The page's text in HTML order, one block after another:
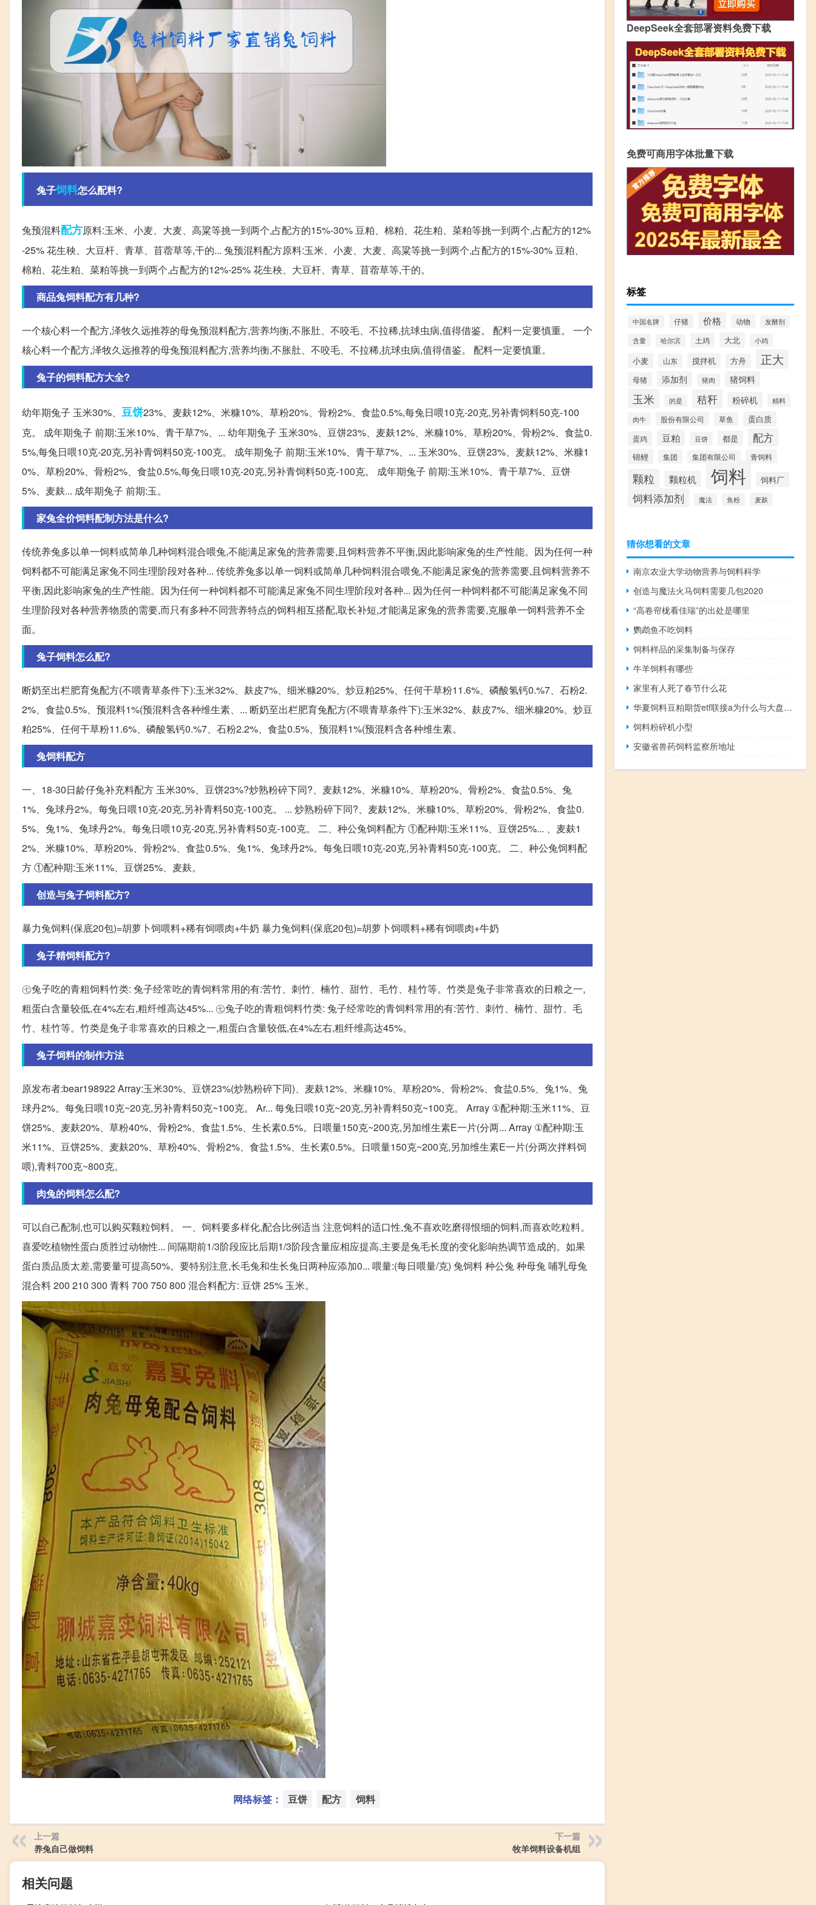
兔子饲料怎么配料?
兔预混料配方原料:玉米、小麦、大麦、高粱等挑一到两个,占配方的15%-30% 豆粕、棉粕、花生粕、菜粕等挑一到两个,占配方的12%
-25% 花生秧、大豆杆、青草、苜蓿草等,干的... 兔预混料配方原料:玉米、小麦、大麦、高粱等挑一到两个,占配方的15%-30% 豆粕、
棉粕、花生粕、菜粕等挑一到两个,占配方的12%-25% 花生秧、大豆杆、青草、苜蓿草等,干的。
商品兔饲料配方有几种?
一个核心料一个配方,泽牧久远推荐的母兔预混料配方,营养均衡,不胀肚、不咬毛、不拉稀,抗球虫病,值得借鉴。 配料一定要慎重。 一个
核心料一个配方,泽牧久远推荐的母兔预混料配方,营养均衡,不胀肚、不咬毛、不拉稀,抗球虫病,值得借鉴。 配料一定要慎重。
兔子的饲料配方大全?
幼年期兔子 玉米30%、 豆饼23%、麦麸12%、米糠10%、草粉20%、骨粉2%、食盐0.5%,每兔日喂10克-20克,另补青饲料50克-100
克。 成年期兔子 前期:玉米10%、青干草7%、... 幼年期兔子 玉米30%、豆饼23%、麦麸12%、米糠10%、草粉20%、骨粉2%、食盐0.
5%,每兔日喂10克-20克,另补青饲料50克-100克。 成年期兔子 前期:玉米10%、青干草7%、... 玉米30%、豆饼23%、麦麸12%、米糠1
0%、草粉20%、骨粉2%、食盐0.5%,每兔日喂10克-20克,另补青饲料50克-100克。 成年期兔子 前期:玉米10%、青干草7%、豆饼
5%、麦麸... 成年期兔子 前期:玉。
家兔全价饲料配制方法是什么?
传统养兔多以单一饲料或简单几种饲料混合喂兔,不能满足家兔的营养需要,且饲料营养不平衡,因此影响家兔的生产性能。因为任何一种
饲料都不可能满足家兔不同生理阶段对各种... 传统养兔多以单一饲料或简单几种饲料混合喂兔,不能满足家兔的营养需要,且饲料营养不
平衡,因此影响家兔的生产性能。因为任何一种饲料都不可能满足家兔不同生理阶段对各种... 因为任何一种饲料都不可能满足家兔不同
生理阶段对各种营养物质的需要,而只有多种不同营养特点的饲料相互搭配,取长补短,才能满足家兔的营养需要,克服单一饲料营养不全
面。
兔子饲料怎么配?
断奶至出栏肥育兔配方(不喂青草条件下):玉米32%、麸皮7%、细米糠20%、炒豆粕25%、任何干草粉11.6%、磷酸氢钙0.%7、石粉2.
2%、食盐0.5%、预混料1%(预混料含各种维生素、... 断奶至出栏肥育兔配方(不喂青草条件下):玉米32%、麸皮7%、细米糠20%、炒豆
粕25%、任何干草粉11.6%、磷酸氢钙0.%7、石粉2.2%、食盐0.5%、预混料1%(预混料含各种维生素。
兔饲料配方
一、18-30日龄仔兔补充料配方 玉米30%、豆饼23%?炒熟粉碎下同?、麦麸12%、米糠10%、草粉20%、骨粉2%、食盐0.5%、兔
1%、兔球丹2%。每兔日喂10克-20克,另补青料50克-100克。 ... 炒熟粉碎下同?、麦麸12%、米糠10%、草粉20%、骨粉2%、食盐0.
5%、兔1%、兔球丹2%。每兔日喂10克-20克,另补青料50克-100克。 二、种公兔饲料配方 ①配种期:玉米11%、豆饼25%... 、麦麸1
2%、米糠10%、草粉20%、骨粉2%、食盐0.5%、兔1%、兔球丹2%。每兔日喂10克-20克,另补青料50克-100克。 二、种公兔饲料配
方 ①配种期:玉米11%、豆饼25%、麦麸。
创造与兔子饲料配方?
暴力兔饲料(保底20包)=胡萝卜饲喂料+稀有饲喂肉+牛奶 暴力兔饲料(保底20包)=胡萝卜饲喂料+稀有饲喂肉+牛奶
兔子精饲料配方?
㊆兔子吃的青粗饲料竹类: 兔子经常吃的青饲料常用的有:苦竹、刺竹、楠竹、甜竹、毛竹、桂竹等。竹类是兔子非常喜欢的日粮之一,
粗蛋白含量较低,在4%左右,粗纤维高达45%... ㊆兔子吃的青粗饲料竹类: 兔子经常吃的青饲料常用的有:苦竹、刺竹、楠竹、甜竹、毛
竹、桂竹等。竹类是兔子非常喜欢的日粮之一,粗蛋白含量较低,在4%左右,粗纤维高达45%。
兔子饲料的制作方法
原发布者:bear198922 Array:玉米30%、豆饼23%(炒熟粉碎下同)、麦麸12%、米糠10%、草粉20%、骨粉2%、食盐0.5%、兔1%、兔
球丹2%。每兔日喂10克~20克,另补青料50克~100克。 Ar... 每兔日喂10克~20克,另补青料50克~100克。 Array ①配种期:玉米11%、豆
饼25%、麦麸20%、草粉40%、骨粉2%、食盐1.5%、生长素0.5%。日喂量150克~200克,另加维生素E一片(分两... Array ①配种期:玉
米11%、豆饼25%、麦麸20%、草粉40%、骨粉2%、食盐1.5%、生长素0.5%。日喂量150克~200克,另加维生素E一片(分两次拌料饲
喂),青料700克~800克。
肉兔的饲料怎么配?
可以自己配制,也可以购买颗粒饲料。 一、饲料要多样化,配合比例适当 注意饲料的适口性,兔不喜欢吃磨得恨细的饲料,而喜欢吃粒料。
喜爱吃植物性蛋白质胜过动物性... 间隔期前1/3阶段应比后期1/3阶段含量应相应提高,主要是兔毛长度的变化影响热调节造成的。如果
蛋白质品质太差,需要量可提高50%。要特别注意,长毛兔和生长兔日两种应添加0... 喂量:(每日喂量/克) 兔饲料 种公兔 种母兔 哺乳母兔
混合料 200 210 300 青料 700 750 800 混合料配方: 豆饼 25% 玉米。
网络标签： 豆饼 配方 饲料
上一篇
养兔自己做饲料
下一篇
牧羊饲料设备机组
相关问题
DeepSeek全套部署资料免费下载
免费可商用字体批量下载
标签
中国名牌 仔猪 价格 动物 发酵剂
含量 哈尔滨 土鸡 大北 小鸡
小麦 山东 搅拌机 方舟 正大
母猪 添加剂 猪肉 猪饲料
玉米 的是 秸秆 粉碎机
精料
肉牛
股份有限公司 草鱼 蛋白质
蛋鸡 豆粕 豆饼 都是 配方
锦鲤 集团 集团有限公司 青饲料
颗粒 颗粒机 饲料 饲料厂
饲料添加剂 魔法 鱼粉 麦麸
猜你想看的文章
南京农业大学动物营养与饲料科学
创造与魔法火马饲料需要几包2020
“高卷帘栊看佳瑞”的出处是哪里
鹦鹉鱼不吃饲料
饲料样品的采集制备与保存
牛羊饲料有哪些
家里有人死了春节什么花
华夏饲料豆粕期货etf联接a为什么与大盘不一样
饲料粉碎机小型
安徽省兽药饲料监察所地址